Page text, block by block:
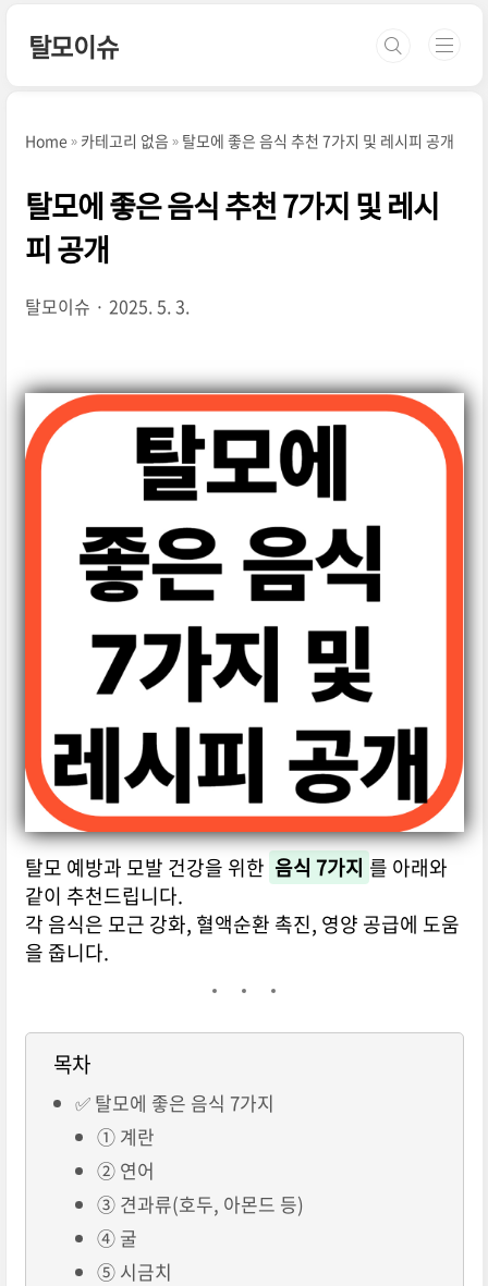
탈모이슈
Home 카테고리 없음 탈모에 좋은 음식 추천 7가지 및 레시피 공개
탈모에 좋은 음식 추천 7가지 및 레시
피 공개
탈모이슈 2025. 5. 3.
탈모 예방과 모발 건강을 위한 음식 7가지 를 아래와
같이 추천드립니다.
각 음식은 모근 강화, 혈액순환 촉진, 영양 공급에 도움
을 줍니다.
목차
✅ 탈모에 좋은 음식 7가지
① 계란
② 연어
③ 견과류(호두, 아몬드 등)
④ 굴
⑤ 시금치